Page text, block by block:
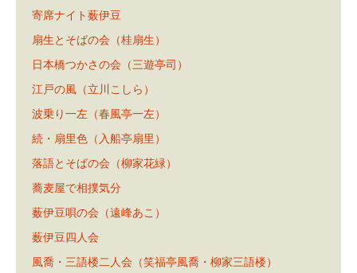
寄席ナイト薮伊豆
扇生とそばの会（桂扇生）
日本橋つかさの会（三遊亭司）
江戸の風（立川こしら）
波乗り一左（春風亭一左）
続・扇里色（入船亭扇里）
落語とそばの会（柳家花緑）
蕎麦屋で相撲気分
薮伊豆唄の会（遠峰あこ）
薮伊豆四人会
風喬・三語楼二人会（笑福亭風喬・柳家三語楼）